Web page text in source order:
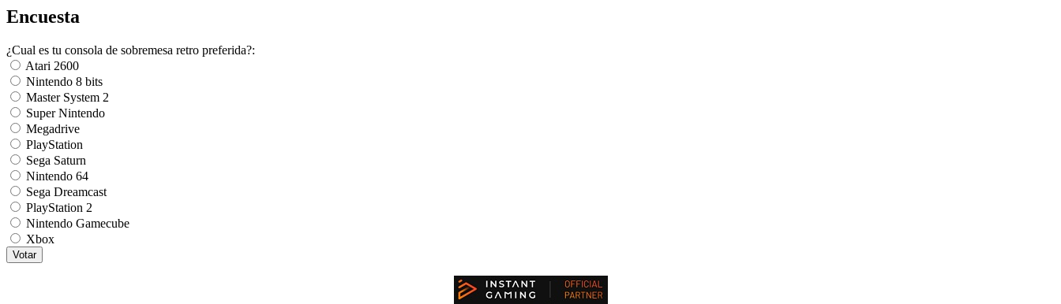
Encuesta
¿Cual es tu consola de sobremesa retro preferida?:
Atari 2600
Nintendo 8 bits
Master System 2
Super Nintendo
Megadrive
PlayStation
Sega Saturn
Nintendo 64
Sega Dreamcast
PlayStation 2
Nintendo Gamecube
Xbox